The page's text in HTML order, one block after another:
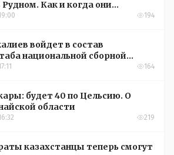
Как и когда они
194
войдет в состав
национальной сборной
164
будет 40 по Цельсию. О
области
219
казахстанцы теперь смогут